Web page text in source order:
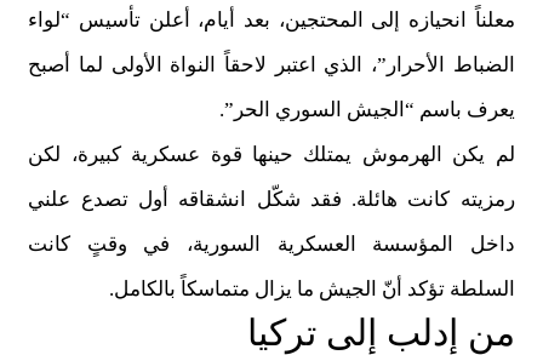
معلناً انحيازه إلى المحتجين، بعد أيام، أعلن تأسيس “لواء
الضباط الأحرار”، الذي اعتبر لاحقاً النواة الأولى لما أصبح
يعرف باسم “الجيش السوري الحر”.
لم يكن الهرموش يمتلك حينها قوة عسكرية كبيرة، لكن
رمزيته كانت هائلة. فقد شكّل انشقاقه أول تصدع علني
داخل المؤسسة العسكرية السورية، في وقتٍ كانت
السلطة تؤكد أنّ الجيش ما يزال متماسكاً بالكامل.
من إدلب إلى تركيا